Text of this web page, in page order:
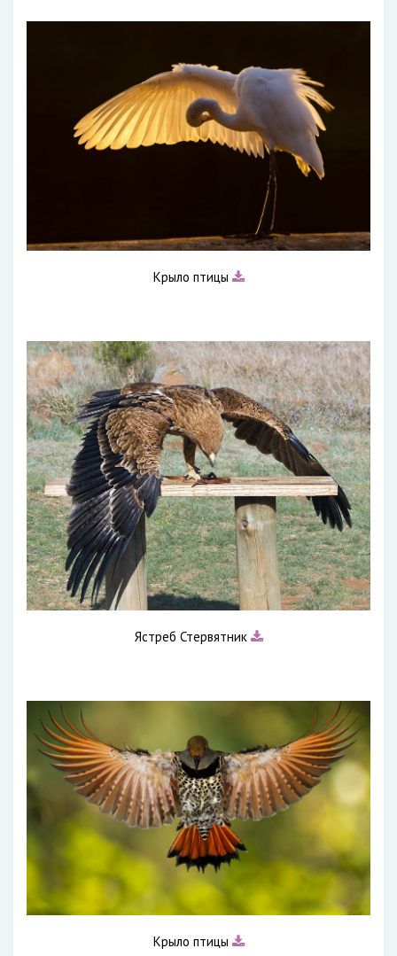
Крыло птицы
Ястреб Стервятник
Крыло птицы